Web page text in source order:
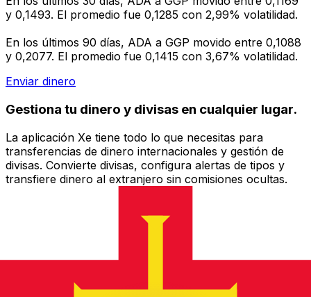
y 0,1493. El promedio fue 0,1285 con 2,99% volatilidad.
En los últimos 90 días, ADA a GGP movido entre 0,1088
y 0,2077. El promedio fue 0,1415 con 3,67% volatilidad.
Enviar dinero
Gestiona tu dinero y divisas en cualquier lugar.
La aplicación Xe tiene todo lo que necesitas para
transferencias de dinero internacionales y gestión de
divisas. Convierte divisas, configura alertas de tipos y
transfiere dinero al extranjero sin comisiones ocultas.